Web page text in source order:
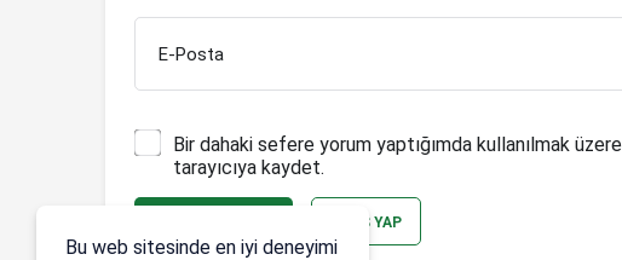
E-Posta
Bir dahaki sefere yorum yaptığımda kullanılmak
tarayıcıya kaydet.
GIRIŞ YAP
Bu web sitesinde en iyi deneyimi